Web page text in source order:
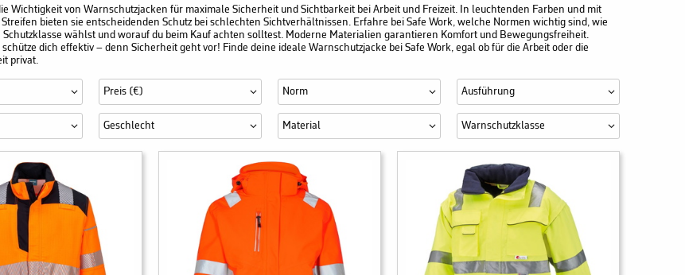
Wichtigkeit von Warnschutzjacken für maximale Sicherheit und Sichtbarkeit bei Arbeit und Freizeit. In leuchtenden Farben und mit
bieten sie entscheidenden Schutz bei schlechten Sichtverhältnissen. Erfahre bei Safe Work, welche Normen wichtig sind, wie
Schutzklasse wählst und worauf du beim Kauf achten solltest. Moderne Materialien garantieren Komfort und Bewegungsfreiheit.
dich effektiv – denn Sicherheit geht vor! Finde deine ideale Warnschutzjacke bei Safe Work, egal ob für die Arbeit oder die
privat.
Preis (€) Norm Ausführung
Geschlecht Material Warnschutzklasse